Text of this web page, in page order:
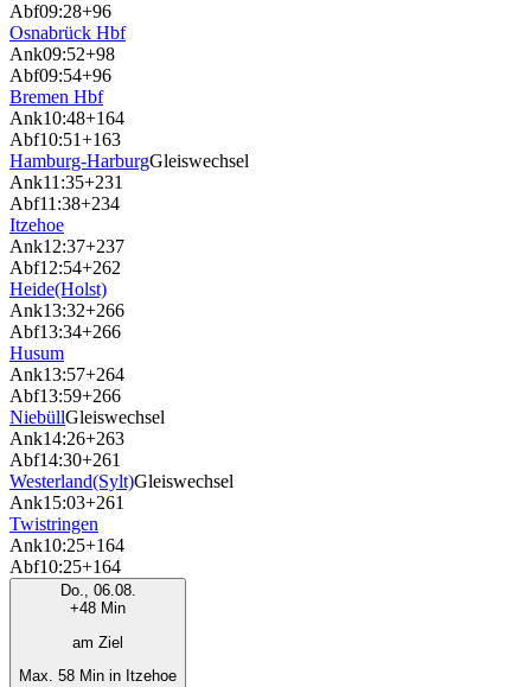
Abf09:28+96
Osnabrück Hbf
Ank09:52+98
Abf09:54+96
Bremen Hbf
Ank10:48+164
Abf10:51+163
Hamburg-HarburgGleiswechsel
Ank11:35+231
Abf11:38+234
Itzehoe
Ank12:37+237
Abf12:54+262
Heide(Holst)
Ank13:32+266
Abf13:34+266
Husum
Ank13:57+264
Abf13:59+266
NiebüllGleiswechsel
Ank14:26+263
Abf14:30+261
Westerland(Sylt)Gleiswechsel
Ank15:03+261
Twistringen
Ank10:25+164
Abf10:25+164
Do., 06.08.
+48 Min
am Ziel
Max. 58 Min in Itzehoe